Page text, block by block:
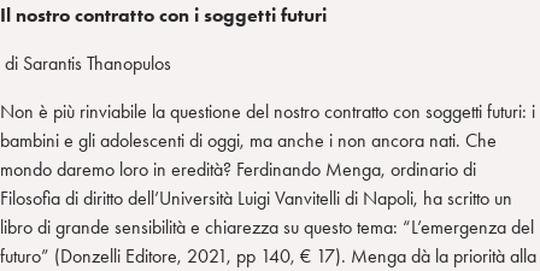
Il nostro contratto con i soggetti futuri
di Sarantis Thanopulos
Non è più rinviabile la questione del nostro contratto con soggetti futuri: i
bambini e gli adolescenti di oggi, ma anche i non ancora nati. Che
mondo daremo loro in eredità? Ferdinando Menga, ordinario di
Filosofia di diritto dell’Università Luigi Vanvitelli di Napoli, ha scritto un
libro di grande sensibilità e chiarezza su questo tema: “L’emergenza del
futuro” (Donzelli Editore, 2021, pp 140, € 17). Menga dà la priorità alla